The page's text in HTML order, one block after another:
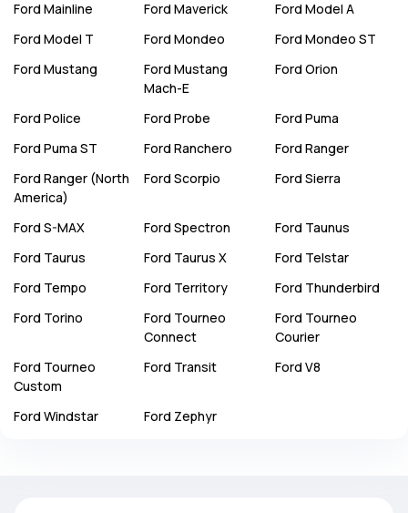
Ford Mainline Ford Maverick Ford Model A
Ford Model T Ford Mondeo Ford Mondeo ST
Ford Mustang Ford Mustang
Mach-E
Ford Orion
Ford Police Ford Probe Ford Puma
Ford Puma ST Ford Ranchero Ford Ranger
Ford Ranger (North
America)
Ford Scorpio Ford Sierra
Ford S-MAX Ford Spectron Ford Taunus
Ford Taurus Ford Taurus X Ford Telstar
Ford Tempo Ford Territory Ford Thunderbird
Ford Torino Ford Tourneo
Connect
Ford Tourneo
Courier
Ford Tourneo
Custom
Ford Transit Ford V8
Ford Windstar Ford Zephyr